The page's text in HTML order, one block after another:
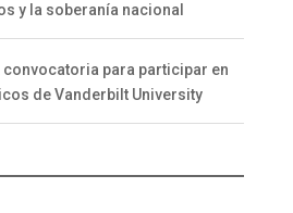
y la soberanía nacional
convocatoria para participar en
de Vanderbilt University